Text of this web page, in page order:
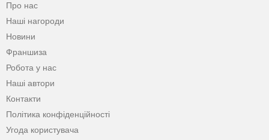
Про нас
Наші нагороди
Новини
Франшиза
Робота у нас
Наші автори
Контакти
Політика конфіденційності
Угода користувача